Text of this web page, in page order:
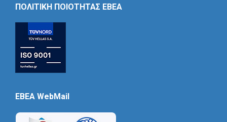
ΠΟΛΙΤΙΚΗ ΠΟΙΟΤΗΤΑΣ ΕΒΕΑ
EBEA WebMail